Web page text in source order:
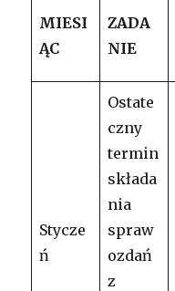
MIESI
ĄC
ZADA
NIE
Stycze
ń
Ostate
czny
termin
składa
nia
spraw
ozdań
z